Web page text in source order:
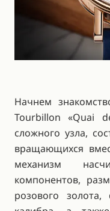
Начнем
Tourbillon «Quai
сложного узла,
вращающихся
механизм
компонентов,
розового